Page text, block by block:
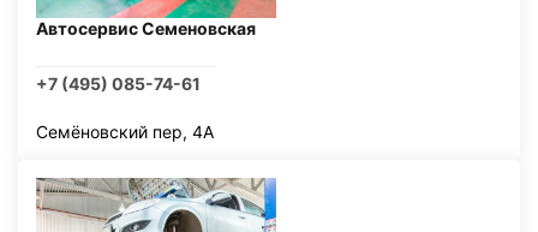
Автосервис Семеновская
+7 (495) 085-74-61
Семёновский пер, 4А